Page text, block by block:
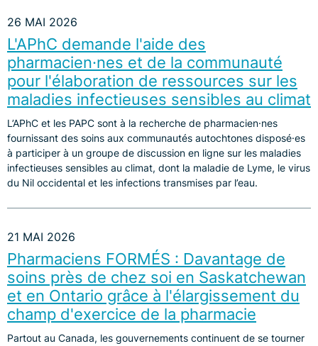
26 MAI 2026
L'APhC demande l'aide des
pharmacien·nes et de la communauté
pour l'élaboration de ressources sur les
maladies infectieuses sensibles au climat
L’APhC et les PAPC sont à la recherche de pharmacien·nes
fournissant des soins aux communautés autochtones disposé·es
à participer à un groupe de discussion en ligne sur les maladies
infectieuses sensibles au climat, dont la maladie de Lyme, le virus
du Nil occidental et les infections transmises par l’eau.
21 MAI 2026
Pharmaciens FORMÉS : Davantage de
soins près de chez soi en Saskatchewan
et en Ontario grâce à l'élargissement du
champ d'exercice de la pharmacie
Partout au Canada, les gouvernements continuent de se tourner